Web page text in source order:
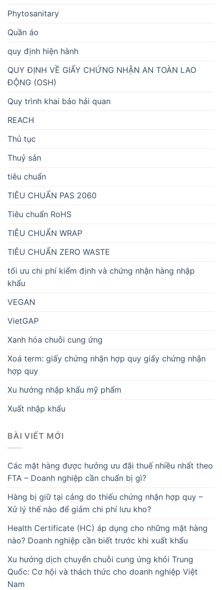
Phytosanitary
Quần áo
quy định hiện hành
QUY ĐỊNH VỀ GIẤY CHỨNG NHẬN AN TOÀN LAO
ĐỘNG (OSH)
Quy trình khai báo hải quan
REACH
Thủ tục
Thuỷ sản
tiêu chuẩn
TIÊU CHUẨN PAS 2060
Tiêu chuẩn RoHS
TIÊU CHUẨN WRAP
TIÊU CHUẨN ZERO WASTE
tối ưu chi phí kiểm định và chứng nhận hàng nhập
khẩu
VEGAN
VietGAP
Xanh hóa chuỗi cung ứng
Xoá term: giấy chứng nhận hợp quy giấy chứng nhận
hợp quy
Xu hướng nhập khẩu mỹ phẩm
Xuất nhập khẩu
BÀI VIẾT MỚI
Các mặt hàng được hưởng ưu đãi thuế nhiều nhất theo
FTA – Doanh nghiệp cần chuẩn bị gì?
Hàng bị giữ tại cảng do thiếu chứng nhận hợp quy –
Xử lý thế nào để giảm chi phí lưu kho?
Health Certificate (HC) áp dụng cho những mặt hàng
nào? Doanh nghiệp cần biết trước khi xuất khẩu
Xu hướng dịch chuyển chuỗi cung ứng khỏi Trung
Quốc: Cơ hội và thách thức cho doanh nghiệp Việt
Nam